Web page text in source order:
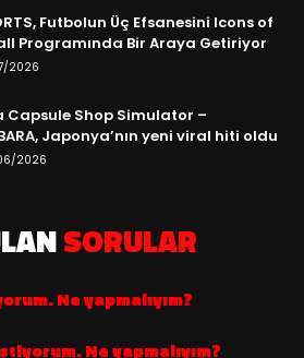
Futbolun Üç Efsanesini Icons of
Programında Bir Araya Getiriyor
2026
Capsule Shop Simulator –
Japonya’nın yeni viral hiti oldu
2026
SORULAR
Ne yapmalıyım?
Ne yapmalıyım?